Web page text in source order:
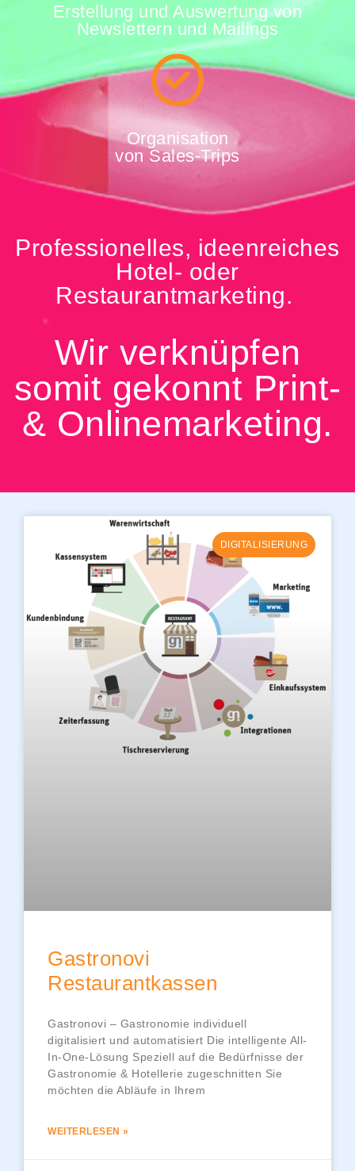
Erstellung und Auswertung von
Newslettern und Mailings
Organisation
von Sales-Trips
Professionelles, ideenreiches
Hotel- oder
Restaurantmarketing.
Wir verknüpfen
somit gekonnt Print-
& Onlinemarketing.
DIGITALISIERUNG
Gastronovi
Restaurantkassen
Gastronovi – Gastronomie individuell
digitalisiert und automatisiert Die intelligente All-
In-One-Lösung Speziell auf die Bedürfnisse der
Gastronomie & Hotellerie zugeschnitten Sie
möchten die Abläufe in Ihrem
WEITERLESEN »